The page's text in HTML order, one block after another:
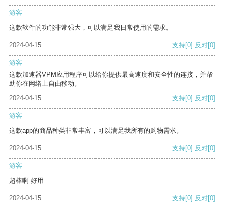
游客
这款软件的功能非常强大，可以满足我日常使用的需求。
2024-04-15 支持[0] 反对[0]
游客
这款加速器VPM应用程序可以给你提供最高速度和安全性的连接，并帮
助你在网络上自由移动。
2024-04-15
支持[0] 反对[0]
游客
这款app的商品种类非常丰富，可以满足我所有的购物需求。
2024-04-15 支持[0] 反对[0]
游客
超棒啊 好用
2024-04-15 支持[0] 反对[0]